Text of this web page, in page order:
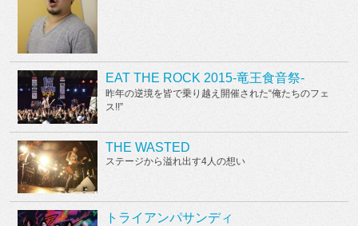
EAT THE ROCK 2015-竜王食音祭-
昨年の逆境を皆で乗り越え開催された“俺たちのフェ
ス!!”
THE WASTED
ステージから溢れ出す4人の想い
トライアンパサンディ